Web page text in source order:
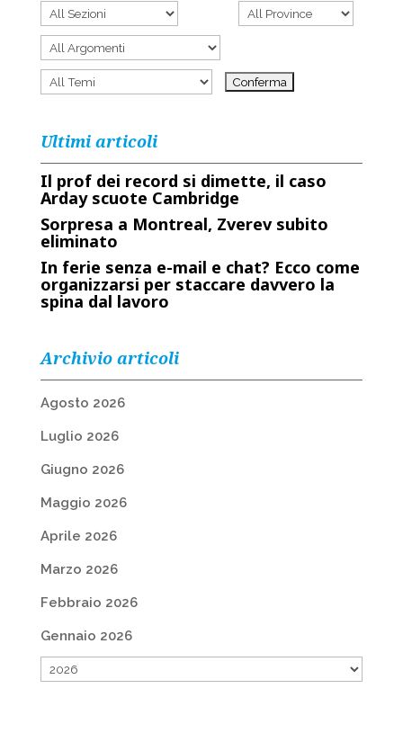
Ultimi articoli
Il prof dei record si dimette, il caso
Arday scuote Cambridge
Sorpresa a Montreal, Zverev subito
eliminato
In ferie senza e-mail e chat? Ecco come
organizzarsi per staccare davvero la
spina dal lavoro
Archivio articoli
Agosto 2026
Luglio 2026
Giugno 2026
Maggio 2026
Aprile 2026
Marzo 2026
Febbraio 2026
Gennaio 2026